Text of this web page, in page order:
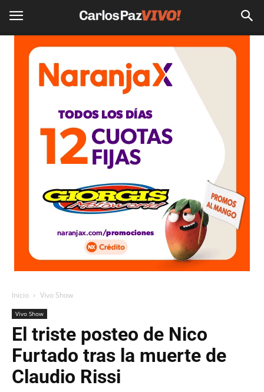
Inicio Vivo Show
Vivo Show
El triste posteo de Nico
Furtado tras la muerte de
Claudio Rissi